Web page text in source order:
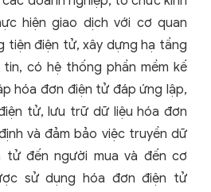
hiện giao dịch với cơ quan
tiện điện tử, xây dựng hạ tầng
có hệ thống phần mềm kế
hóa đơn điện tử đáp ứng lập,
tử, lưu trữ dữ liệu hóa đơn
và đảm bảo việc truyền dữ
tử đến người mua và đến cơ
sử dụng hóa đơn điện tử